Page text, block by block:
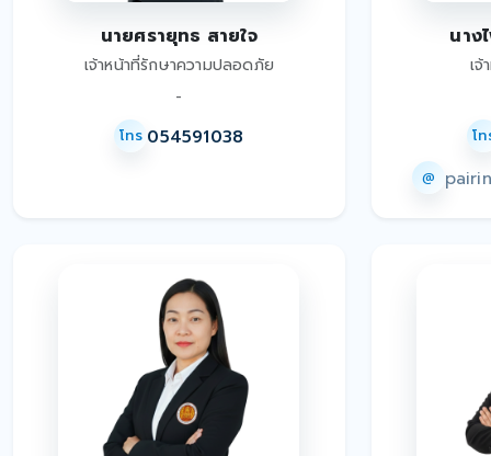
นายศรายุทธ สายใจ
เจ้าหน้าที่รักษาความปลอดภัย
-
โทร 054591038
นาง
เจ้
โท
@